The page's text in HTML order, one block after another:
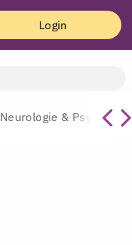
Login
Neurologie & Psychiatrie